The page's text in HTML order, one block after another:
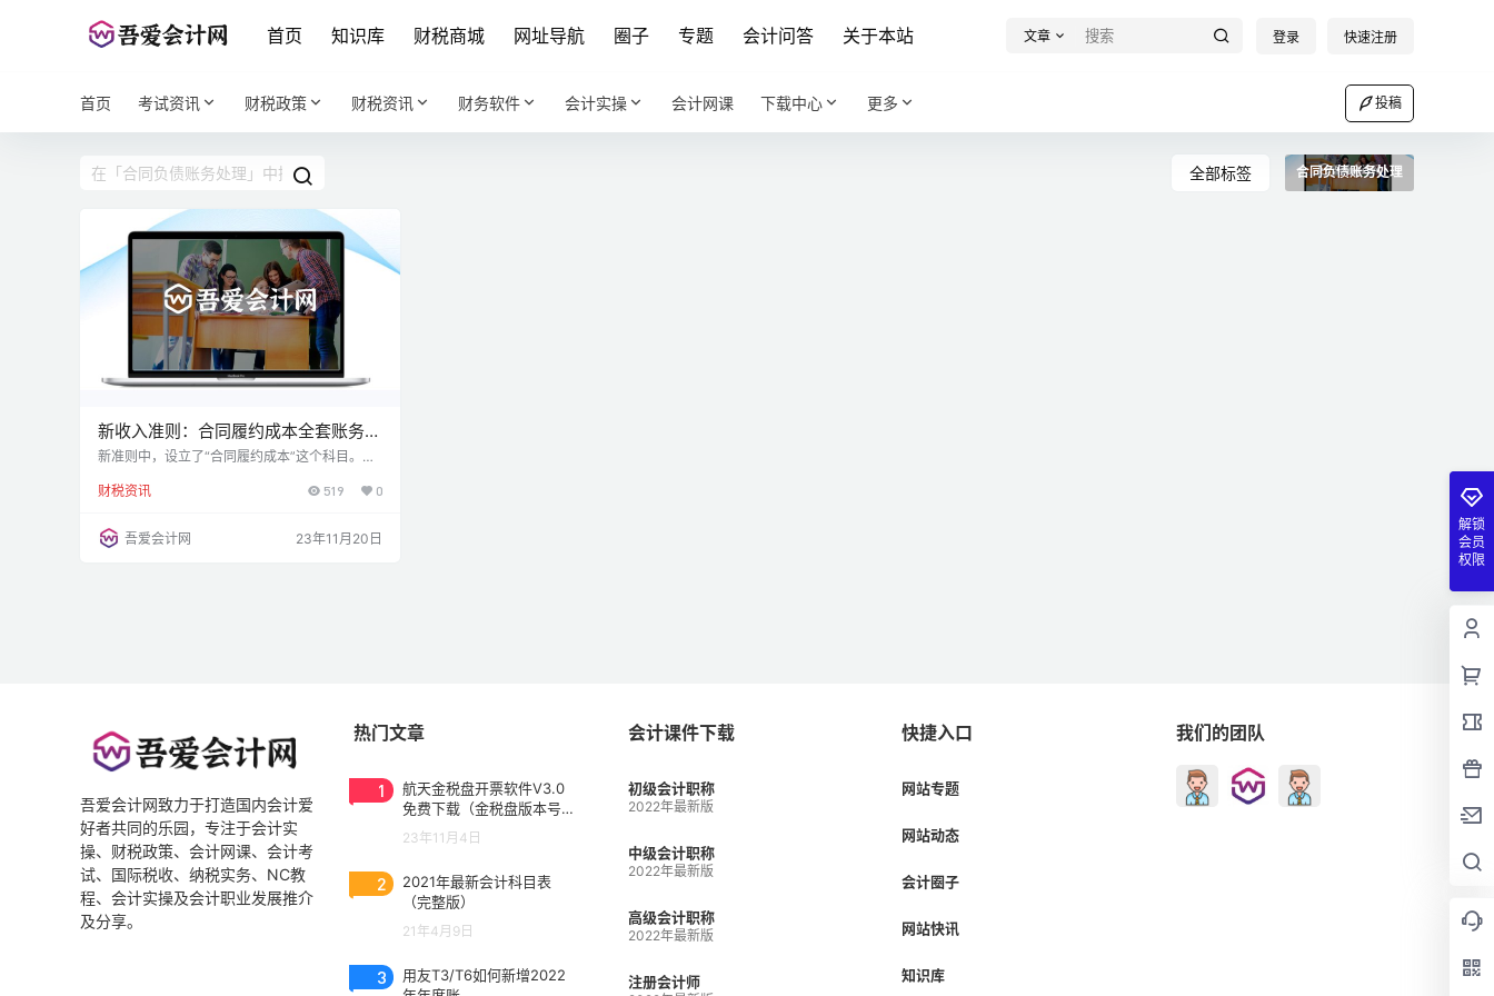
首页 知识库 财税商城 网址导航 圈子 专题 会计问答 关于本站 文章 登录 快速注册
首页 考试资讯 财税政策 财税资讯 财务软件 会计实操 会计网课 下载中心 更多 投稿
全部标签 合同负债账务处理
新收入准则：合同履约成本全套账务处
理
新准则中，设立了“合同履约成本”这个科目。新
么是合同履约成本 根据《企业会计准则》的规
业会计准则规范范围，且同时满足下列条件的，
应当作为合同履约成本确认为一项资产： ①该
财税资讯 519 0
吾爱会计网 23年11月20日
解锁
会员
权限
吾爱会计网致力于打造国内会计爱
好者共同的乐园，专注于会计实
操、财税政策、会计网课、会计考
试、国际税收、纳税实务、NC教
程、会计实操及会计职业发展推介
及分享。
热门文章
1
航天金税盘开票软件V3.0
免费下载（金税盘版本号V
3.0.20230531）
23年11月4日
2
2021年最新会计科目表
（完整版）
21年4月9日
3
用友T3/T6如何新增2022
会计课件下载
初级会计职称
2022年最新版
中级会计职称
2022年最新版
高级会计职称
2022年最新版
注册会计师
快捷入口
网站专题
网站动态
会计圈子
网站快讯
知识库
我们的团队